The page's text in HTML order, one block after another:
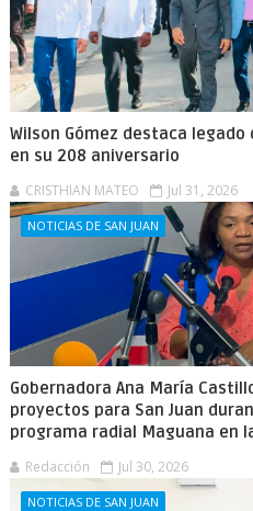
Wilson Gómez destaca
en su 208 aniversario
CRISTHIAN MATEO Jul 31, 2026
NOTICIAS DE SAN JUAN
Gobernadora Ana María
proyectos para San Juan
programa radial Maguana en
Redacción Jul 30, 2026
NOTICIAS DE SAN JUAN